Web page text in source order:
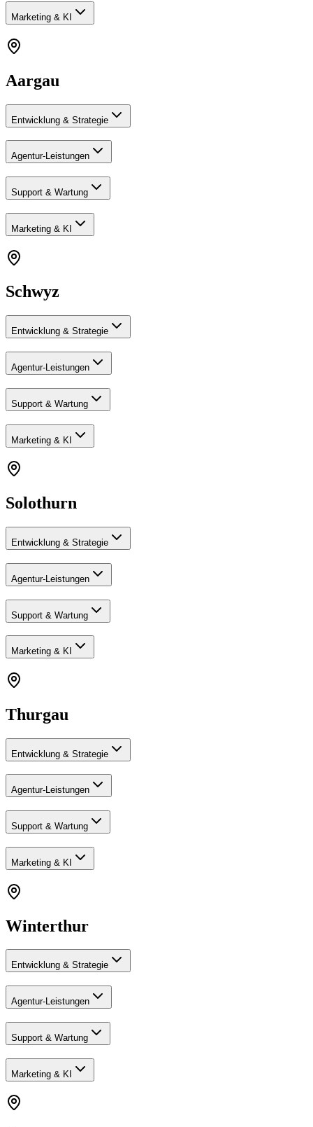
Marketing & KI
Aargau
Entwicklung & Strategie
Agentur-Leistungen
Support & Wartung
Marketing & KI
Schwyz
Entwicklung & Strategie
Agentur-Leistungen
Support & Wartung
Marketing & KI
Solothurn
Entwicklung & Strategie
Agentur-Leistungen
Support & Wartung
Marketing & KI
Thurgau
Entwicklung & Strategie
Agentur-Leistungen
Support & Wartung
Marketing & KI
Winterthur
Entwicklung & Strategie
Agentur-Leistungen
Support & Wartung
Marketing & KI